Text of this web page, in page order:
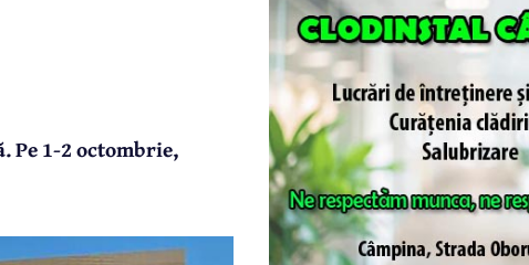
Pe 1-2 octombrie,